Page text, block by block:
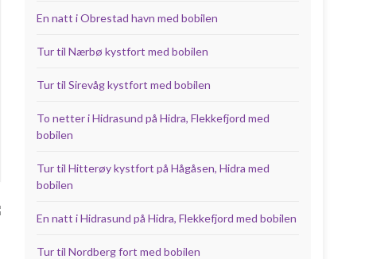
En natt i Obrestad havn med bobilen
Tur til Nærbø kystfort med bobilen
Tur til Sirevåg kystfort med bobilen
To netter i Hidrasund på Hidra, Flekkefjord med
bobilen
Tur til Hitterøy kystfort på Hågåsen, Hidra med
bobilen
En natt i Hidrasund på Hidra, Flekkefjord med bobilen
Tur til Nordberg fort med bobilen